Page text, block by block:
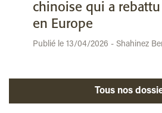
chinoise qui a rebattu
en Europe
Publié le 13/04/2026 - Shahinez
Tous nos